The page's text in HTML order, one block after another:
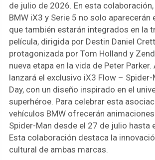
de julio de 2026. En esta
BMW iX3 y Serie 5 no solo aparecerán
que también estarán integrados en la
película, dirigida por Destin Daniel
protagonizada por Tom Holland y
nueva etapa en la vida de Peter Parker.
lanzará el exclusivo iX3 Flow – Spider-
Day, con un diseño inspirado en el
superhéroe. Para celebrar esta
vehículos BMW ofrecerán
Spider-Man desde el 27 de julio hasta
Esta colaboración destaca la
cultural de ambas marcas.